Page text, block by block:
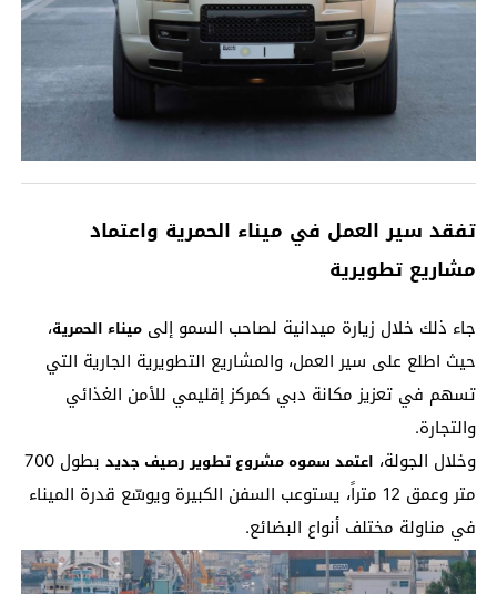
تفقد سير العمل في ميناء الحمرية واعتماد
مشاريع تطويرية
جاء ذلك خلال زيارة ميدانية لصاحب السمو إلى ميناء الحمرية،
حيث اطلع على سير العمل، والمشاريع التطويرية الجارية التي
تسهم في تعزيز مكانة دبي كمركز إقليمي للأمن الغذائي
والتجارة.
وخلال الجولة، اعتمد سموه مشروع تطوير رصيف جديد
بطول 700
متر وعمق 12 متراً، يستوعب السفن الكبيرة ويوسّع قدرة الميناء
في مناولة مختلف أنواع البضائع.